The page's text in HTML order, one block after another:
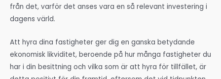
från det, varför det anses vara en så relevant investering i
dagens värld.
Att hyra dina fastigheter ger dig en ganska betydande
ekonomisk likviditet, beroende på hur många fastigheter du
har i din besittning och vilka som är att hyra för tillfället, är